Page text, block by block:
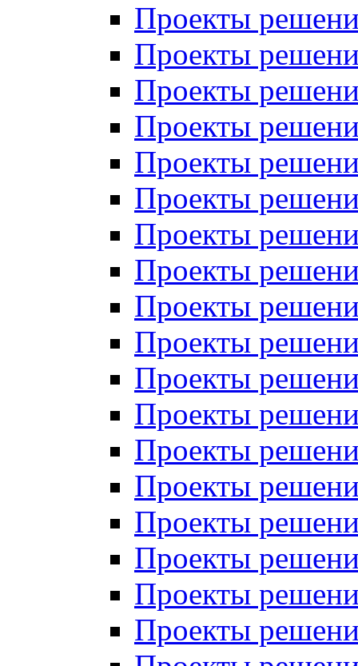
Проекты
Проекты
Проекты
Проекты
Проекты
Проекты
Проекты
Проекты
Проекты
Проекты
Проекты
Проекты
Проекты
Проекты
Проекты
Проекты
Проекты
Проекты